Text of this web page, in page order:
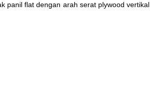
panil flat dengan arah serat plywood vertikal